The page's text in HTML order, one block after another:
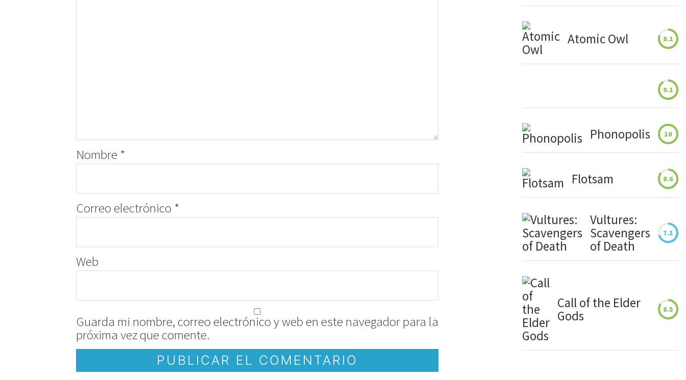
Nombre *
Correo electrónico *
Web
Guarda mi nombre, correo electrónico y web en este navegador para la
próxima vez que comente.
Atomic Owl 8.1
9.1
Phonopolis 10
Flotsam 8.6
Vultures:
Scavengers
of Death
7.1
Call of the Elder
Gods
8.5